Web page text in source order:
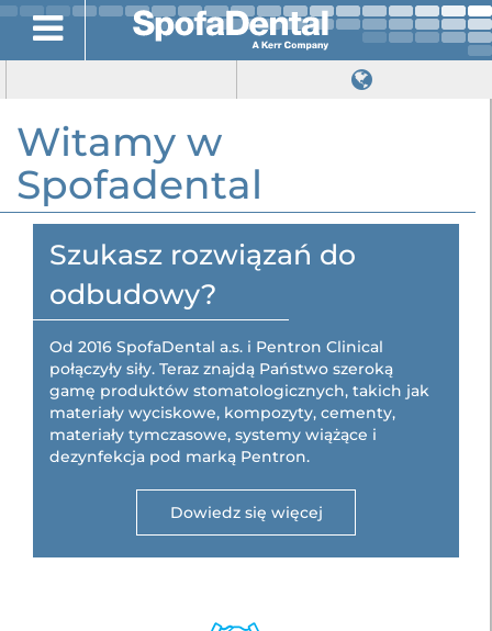
Witamy w
Spofadental
Szukasz rozwiązań do
odbudowy?
Od 2016 SpofaDental a.s. i Pentron Clinical
połączyły siły. Teraz znajdą Państwo szeroką
gamę produktów stomatologicznych, takich jak
materiały wyciskowe, kompozyty, cementy,
materiały tymczasowe, systemy wiążące i
dezynfekcja pod marką Pentron.
Dowiedz się więcej